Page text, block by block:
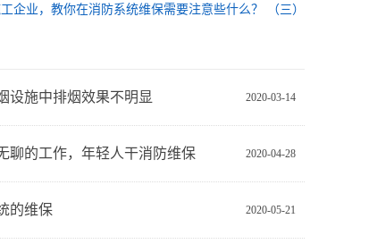
企业，教你在消防系统维保需要注意些什么？ （三）
2020-03-14
设施中排烟效果不明显
2020-04-28
聊的工作，年轻人干消防维保
2020-05-21
的维保